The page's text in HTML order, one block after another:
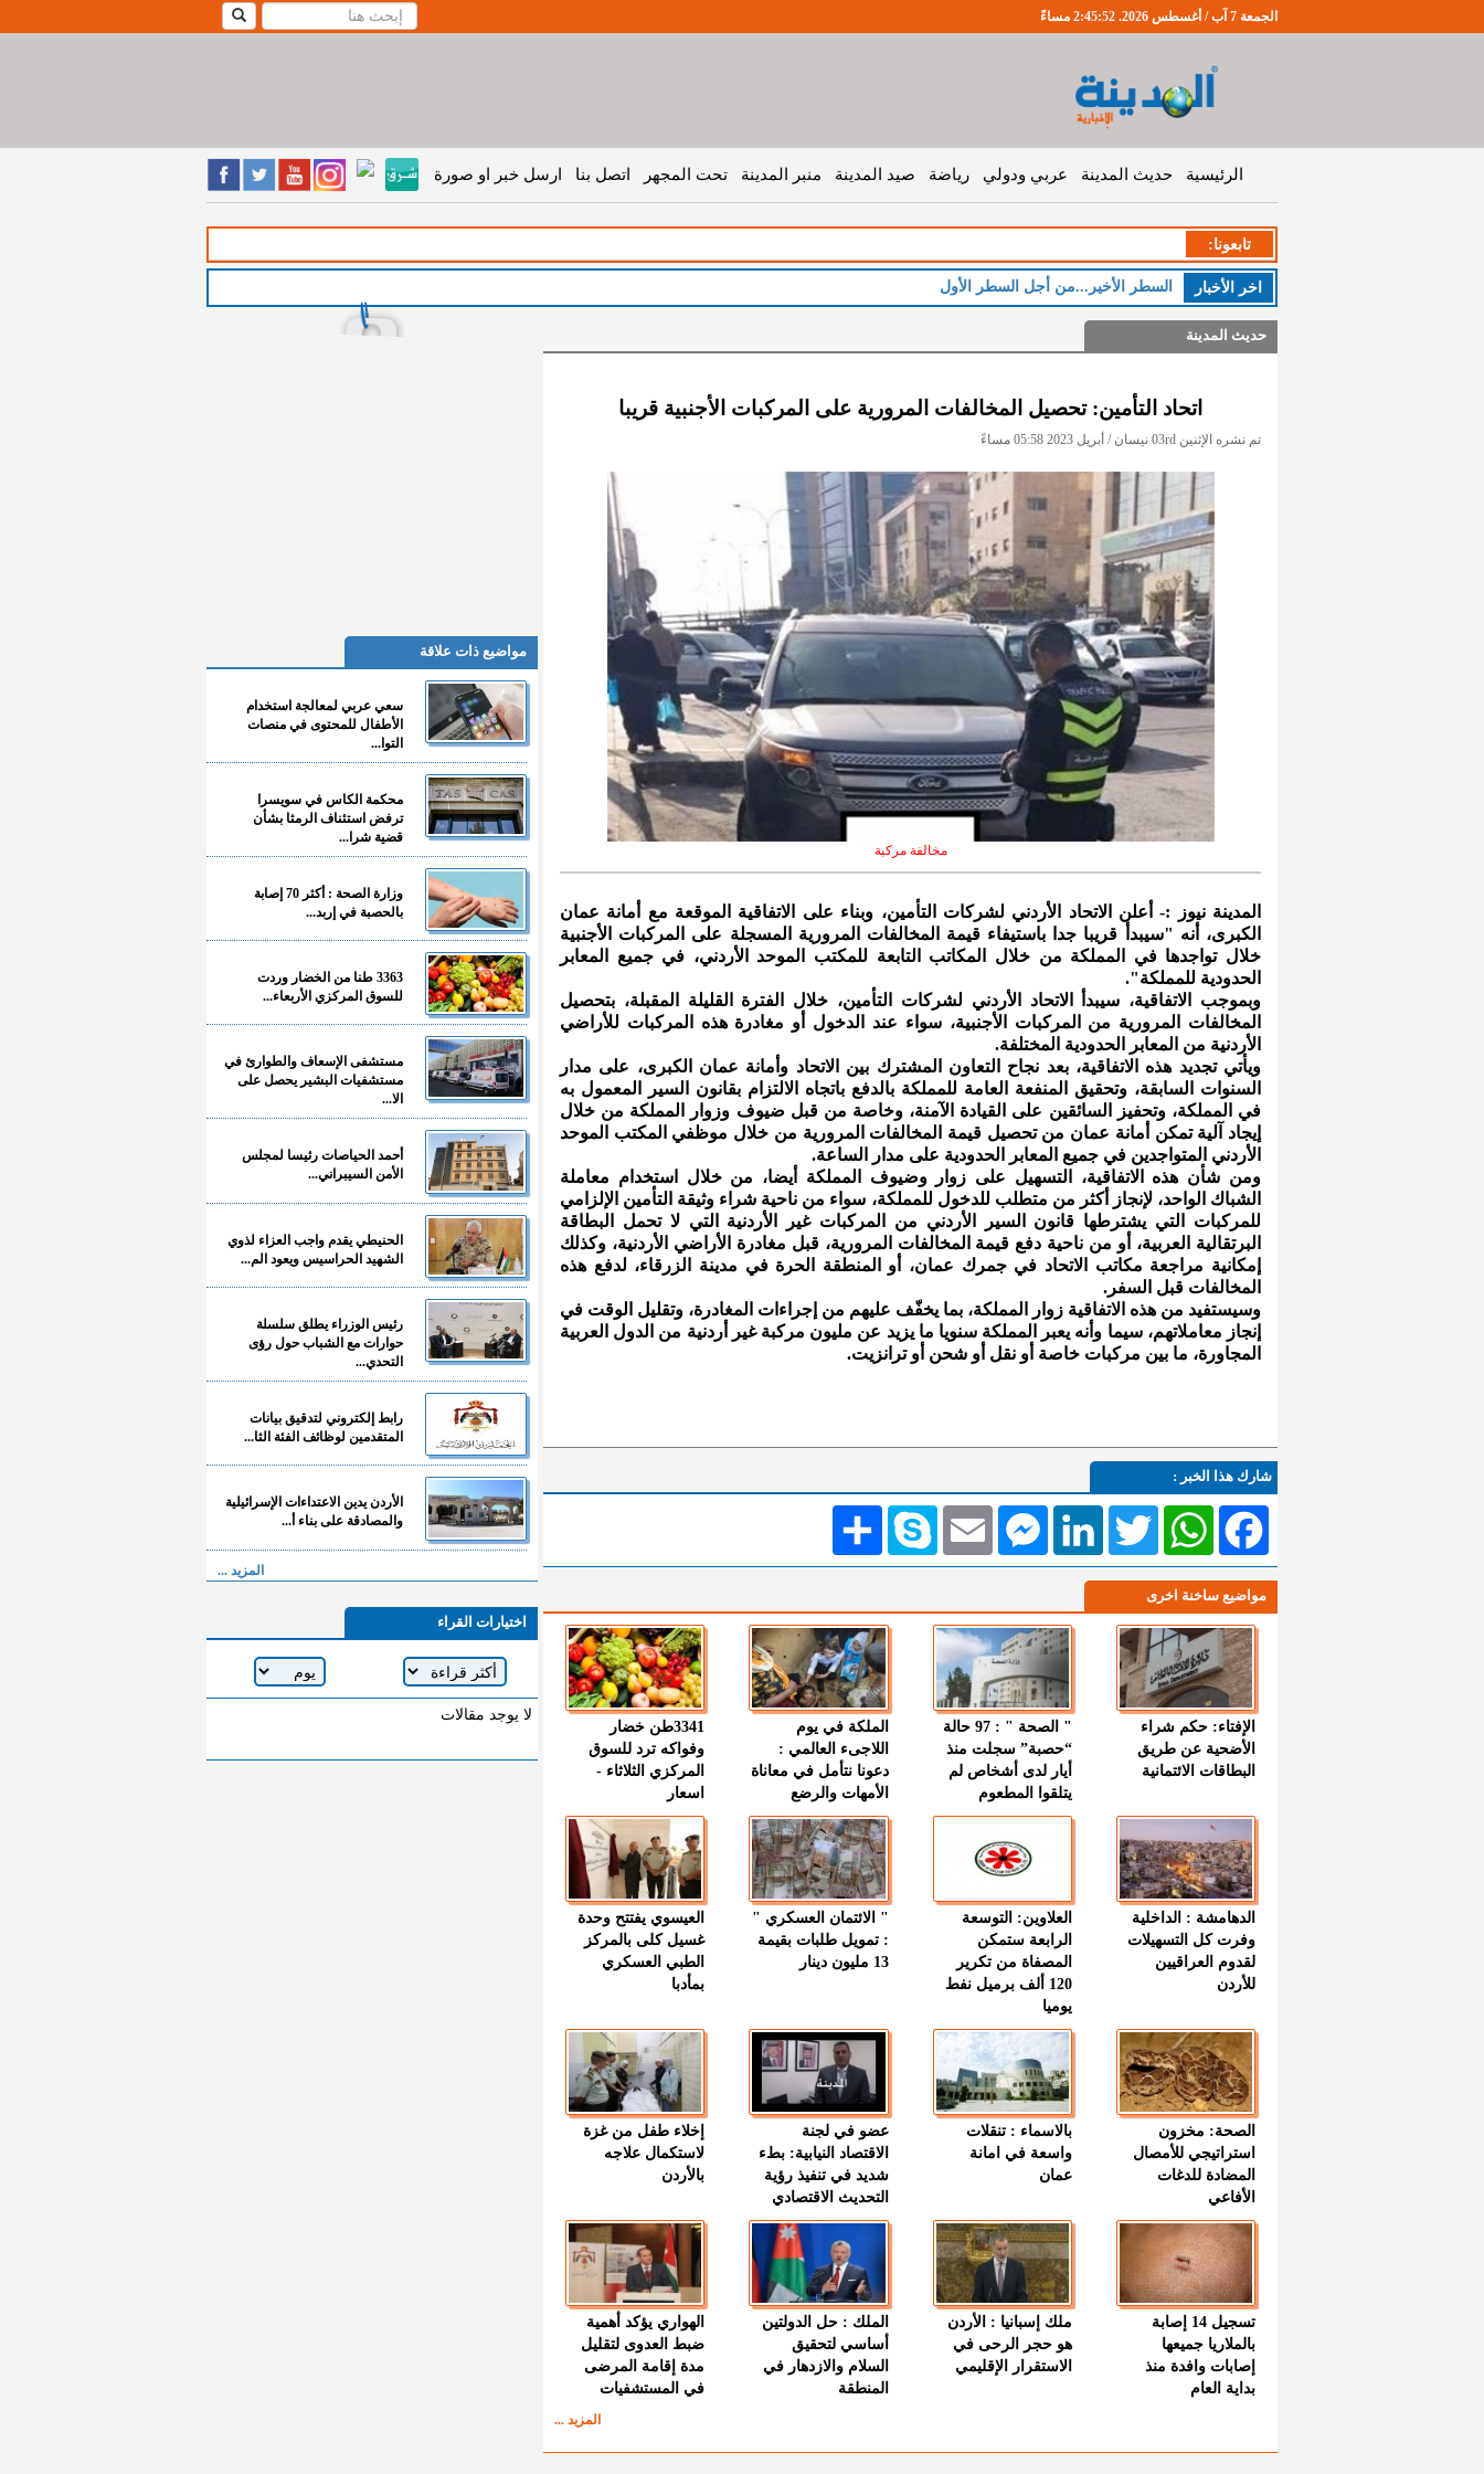
الجمعة 7 آب / أغسطس 2026. 2:45:53 مساءً
الرئيسية حديث المدينة عربي ودولي رياضة صيد المدينة منبر المدينة تحت المجهر اتصل بنا ارسل خبر او صورة
تابعونا:
اخر اﻷخبار السطر الأخير...من أجل السطر الأول
حديث المدينة
اتحاد التأمين: تحصيل المخالفات المرورية على المركبات الأجنبية قريبا
تم نشره الإثنين 03rd نيسان / أبريل 2023 05:58 مساءً
مخالفة مركبة
المدينة نيوز :- أعلن الاتحاد الأردني لشركات التأمين، وبناء على الاتفاقية الموقعة مع أمانة عمان
الكبرى، أنه "سيبدأ قريبا جدا باستيفاء قيمة المخالفات المرورية المسجلة على المركبات الأجنبية
خلال تواجدها في المملكة من خلال المكاتب التابعة للمكتب الموحد الأردني، في جميع المعابر
الحدودية للمملكة".
وبموجب الاتفاقية، سيبدأ الاتحاد الأردني لشركات التأمين، خلال الفترة القليلة المقبلة، بتحصيل
المخالفات المرورية من المركبات الأجنبية، سواء عند الدخول أو مغادرة هذه المركبات للأراضي
الأردنية من المعابر الحدودية المختلفة.
ويأتي تجديد هذه الاتفاقية، بعد نجاح التعاون المشترك بين الاتحاد وأمانة عمان الكبرى، على مدار
السنوات السابقة، وتحقيق المنفعة العامة للمملكة بالدفع باتجاه الالتزام بقانون السير المعمول به
في المملكة، وتحفيز السائقين على القيادة الآمنة، وخاصة من قبل ضيوف وزوار المملكة من خلال
إيجاد آلية تمكن أمانة عمان من تحصيل قيمة المخالفات المرورية من خلال موظفي المكتب الموحد
الأردني المتواجدين في جميع المعابر الحدودية على مدار الساعة.
ومن شأن هذه الاتفاقية، التسهيل على زوار وضيوف المملكة أيضا، من خلال استخدام معاملة
الشباك الواحد، لإنجاز أكثر من متطلب للدخول للمملكة، سواء من ناحية شراء وثيقة التأمين الإلزامي
للمركبات التي يشترطها قانون السير الأردني من المركبات غير الأردنية التي لا تحمل البطاقة
البرتقالية العربية، أو من ناحية دفع قيمة المخالفات المرورية، قبل مغادرة الأراضي الأردنية، وكذلك
إمكانية مراجعة مكاتب الاتحاد في جمرك عمان، أو المنطقة الحرة في مدينة الزرقاء، لدفع هذه
المخالفات قبل السفر.
وسيستفيد من هذه الاتفاقية زوار المملكة، بما يخفّف عليهم من إجراءات المغادرة، وتقليل الوقت في
إنجاز معاملاتهم، سيما وأنه يعبر المملكة سنويا ما يزيد عن مليون مركبة غير أردنية من الدول العربية
المجاورة، ما بين مركبات خاصة أو نقل أو شحن أو ترانزيت.
شارك هذا الخبر :
انشر Skype EmailMessengerLinkedIn TwitterWhatsAppFacebook
مواضيع ساخنة اخرى
الإفتاء: حكم شراء
الأضحية عن طريق
البطاقات الائتمانية
" الصحة " : 97 حالة
“حصبة” سجلت منذ
أيار لدى أشخاص لم
يتلقوا المطعوم
الملكة في يوم
اللاجىء العالمي :
دعونا نتأمل في معاناة
الأمهات والرضع
3341طن خضار
وفواكه ترد للسوق
المركزي الثلاثاء -
اسعار
الدهامشة : الداخلية
وفرت كل التسهيلات
لقدوم العراقيين
للأردن
العلاوين: التوسعة
الرابعة ستمكن
المصفاة من تكرير
120 ألف برميل نفط
يوميا
" الائتمان العسكري "
: تمويل طلبات بقيمة
13 مليون دينار
العيسوي يفتتح وحدة
غسيل كلى بالمركز
الطبي العسكري
بمأدبا
الصحة: مخزون
استراتيجي للأمصال
المضادة للدغات
الأفاعي
بالاسماء : تنقلات
واسعة في امانة
عمان
عضو في لجنة
الاقتصاد النيابية: بطء
شديد في تنفيذ رؤية
التحديث الاقتصادي
إخلاء طفل من غزة
لاستكمال علاجه
بالأردن
تسجيل 14 إصابة
بالملاريا جميعها
إصابات وافدة منذ
بداية العام
ملك إسبانيا : الأردن
هو حجر الرحى في
الاستقرار الإقليمي
الملك : حل الدولتين
أساسي لتحقيق
السلام والازدهار في
المنطقة
الهواري يؤكد أهمية
ضبط العدوى لتقليل
مدة إقامة المرضى
في المستشفيات
المزيد ...
مواضيع ذات علاقة
سعي عربي لمعالجة استخدام
الأطفال للمحتوى في منصات
التوا...
محكمة الكاس في سويسرا
ترفض استئناف الرمثا بشأن
قضية شرا...
وزارة الصحة : أكثر 70 إصابة
بالحصبة في إربد...
3363 طنا من الخضار وردت
للسوق المركزي الأربعاء...
مستشفى الإسعاف والطوارئ في
مستشفيات البشير يحصل على
الا...
أحمد الحياصات رئيسا لمجلس
الأمن السيبراني...
الحنيطي يقدم واجب العزاء لذوي
الشهيد الحراسيس ويعود الم...
رئيس الوزراء يطلق سلسلة
حوارات مع الشباب حول رؤى
التحدي...
رابط إلكتروني لتدقيق بيانات
المتقدمين لوظائف الفئة الثا...
الأردن يدين الاعتداءات الإسرائيلية
والمصادقة على بناء أ...
المزيد ...
اختيارات القراء
لا يوجد مقالات